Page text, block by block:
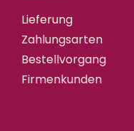
Lieferung
Zahlungsarten
Bestellvorgang
Firmenkunden